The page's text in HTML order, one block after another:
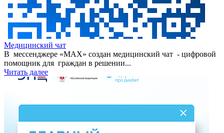
Медицинский чат
В мессенджере «МАХ» создан медицинский чат - цифровой
помощник для граждан в решении...
Читать далее